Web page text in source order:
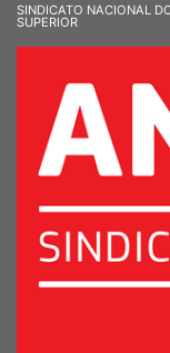
SINDICATO NACIONAL
SUPERIOR